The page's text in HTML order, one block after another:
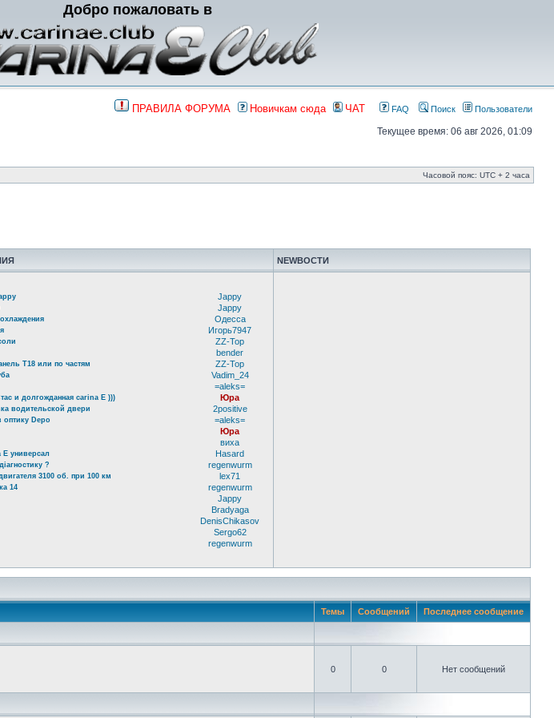
Добро пожаловать в
ПРАВИЛА ФОРУМА Новичкам сюда ЧАТ FAQ Поиск Пользователи
Текущее время: 06 авг 2026, 01:09
Часовой пояс: UTC + 2 часа
NEWВОСТИ
Jappy
Jappy
Одесса
Игорь7947
ZZ-Top
bender
Т18 или по частям ZZ-Top
Vadim_24
=aleks=
и долгожданная carina E ))) Юра
водительской двери 2positive
оптику Depo =aleks=
Юра
виха
Е универсал Hasard
? regenwurm
3100 об. при 100 км lex71
14 regenwurm
Jappy
Bradyaga
DenisChikasov
Sergo62
regenwurm
Темы Сообщений Последнее сообщение
0 0 Нет сообщений